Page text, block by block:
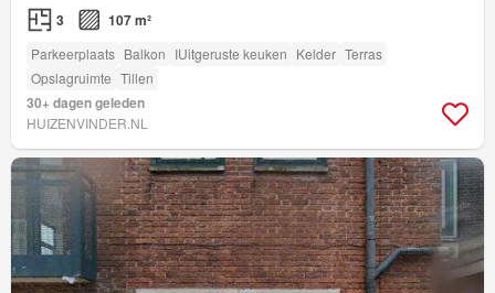
3 107 m²
Parkeerplaats Balkon IUitgeruste keuken Kelder Terras
Opslagruimte Tillen
30+ dagen geleden
HUIZENVINDER.NL